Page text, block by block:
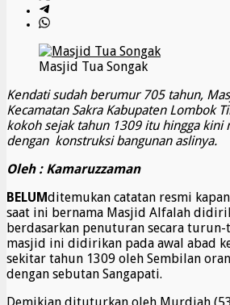
Masjid Tua Songak
Kendati sudah berumur 705 tahun,
Kecamatan Sakra Kabupaten Lombok
kokoh sejak tahun 1309 itu hingga kini
dengan konstruksi bangunan aslinya.
Oleh : Kamaruzzaman
BELUMditemukan catatan resmi
saat ini bernama Masjid Alfalah
berdasarkan penuturan secara
masjid ini didirikan pada awal abad
sekitar tahun 1309 oleh Sembilan
dengan sebutan Sangapati.